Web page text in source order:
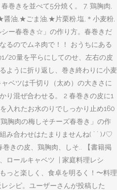
巻きを並べて5分焼く。 7. 鶏胸肉,
醤油,★ごま油,★片栗粉,塩,＊小麦粉,
ー春巻き☆」の作り方。春巻きだ
るのでムネ肉で！！ おうちにある
20量を平らにしてのせ、左右の皮
ように折り返し、巻き終わりに小麦
ベツは千切り（太め）の大きさに
り混ぜ合わせる。 2 春巻きの皮に1
入れたお水のりでしっかり止め160
胸肉の梅しそチーズ春巻き」の作
み合わせはたまりませんね( ´ ` )ﾉ♡
きの皮、鶏胸肉、しそ.. 【書籍掲
ロールキャベツ ️ | 家庭料理レシ
っと楽しく、食卓を明るく！〜料理
シピ。ユーザーさんが投稿した